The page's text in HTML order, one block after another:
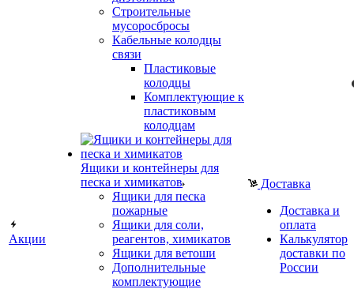
Акции
Строительные
мусоросбросы
Кабельные колодцы
связи
Пластиковые
колодцы
Комплектующие к
пластиковым
колодцам
Ящики и контейнеры для
песка и химикатов
Ящики для песка
пожарные
Ящики для соли,
реагентов, химикатов
Ящики для ветоши
Дополнительные
комплектующие
Доставка
Доставка и
оплата
Калькулятор
доставки по
России